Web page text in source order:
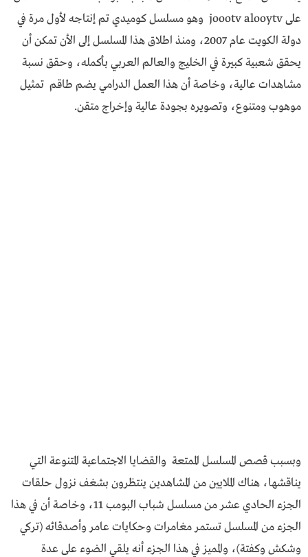
على joootv alooytv وهو مسلسل كوميدي تم إنتاجه لأول مرة في
دولة الكويت عام 2007، ومنذ اطلاق هذا المسلسل إلى الأن تمكن أن
يحقق شعبية كبيرة في الخليج والعالم العربي بأكمله، وحقق نسبة
مشاهدات عالية، وخاصة أن هذا العمل الدرامي يضم طاقم تمثيل
موهوب ومتنوع، وتصويره بجودة عالية وإخراج متقن.
وبسبب قصص المسلسل الممتعة والقضايا الاجتماعية المتنوعة التي
يناقشها، هناك الملايين من المشاهدين ينتظرون بشغف نزول حلقات
الجزء الحادي عشر من مسلسل شباب البومب 11، وخاصة أن في هذا
الجزء من المسلسل تستمر مغامرات وحكايات عامر وأصدقائه (تركي
وشكش وكفتة)، والمميز في هذا الجزء أنه يلقي الضوء على عدة